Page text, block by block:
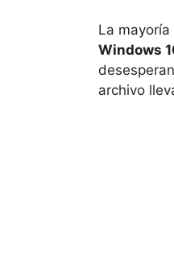
La
Windows
archivo